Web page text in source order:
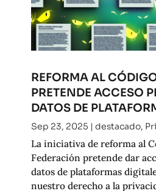
REFORMA AL
PRETENDE ACCESO
DATOS DE
Sep 23, 2025 | destacado,
La iniciativa de reforma al
Federación pretende dar
datos de plataformas
nuestro derecho a la